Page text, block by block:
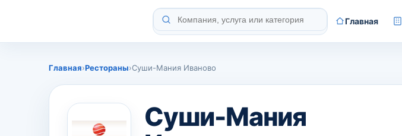
Главная
Главная›Рестораны›Суши-Мания Иваново
Суши-Мания